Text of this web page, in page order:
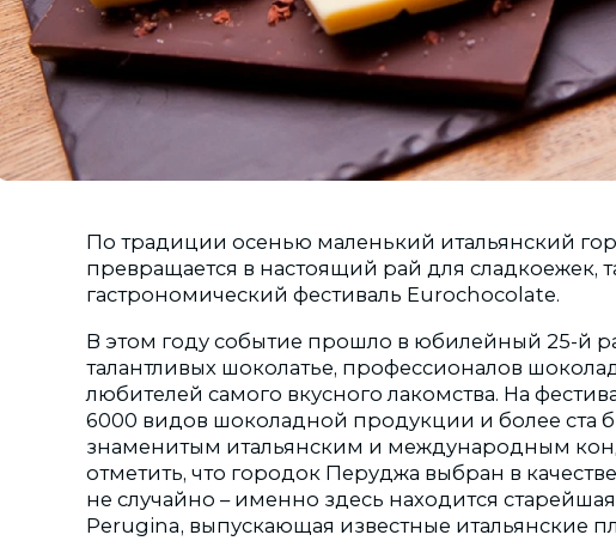
По традиции осенью маленький итальянский
превращается в настоящий рай для сладкоежек,
гастрономический фестиваль Eurochocolate.
В этом году событие прошло в юбилейный 25-й
талантливых шоколатье, профессионалов
любителей самого вкусного лакомства. На
6000 видов шоколадной продукции и более ста
знаменитым итальянским и международным
отметить, что городок Перуджа выбран в
не случайно – именно здесь находится
Perugina, выпускающая известные итальянские